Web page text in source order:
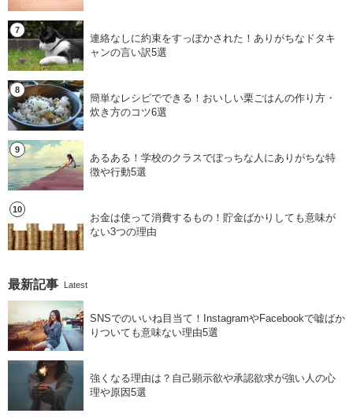
連絡なしに約束をすっぽかされた！ありがちなドタキ
ャンの言い訳5選
簡単なレシピでできる！おいしい栗ごはんの作り方・
炊き方のコツ6選
あるある！学校のクラスでぼっちな人にありがちな特
徴や行動5選
お金は使って消費するもの！貯金ばかりしても意味が
ない3つの理由
最新記事 Latest
SNSでのいいね目当て！InstagramやFacebookで嘘ばか
りついても意味ない理由5選
強くなる理由は？自己顕示欲や承認欲求が強い人の心
理や原因5選